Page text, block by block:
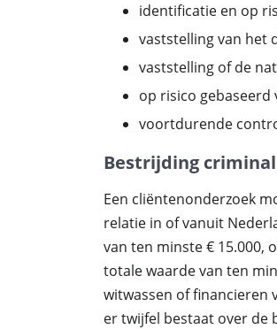
identificatie en op
vaststelling van het
vaststelling of de
op risico
voortdurende
Bestrijding
Een cliëntenonderzoek
relatie in of vanuit
van ten minste € 15.000,
totale waarde van ten
witwassen of financieren
er twijfel bestaat over de